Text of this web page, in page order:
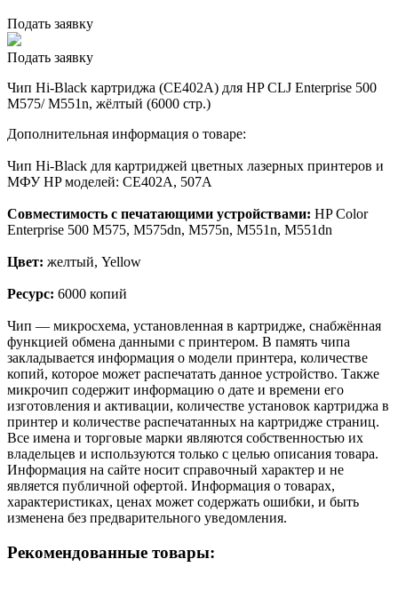
Подать заявку
Подать заявку
Чип Hi-Black картриджа (CE402A) для HP CLJ Enterprise 500
M575/ M551n, жёлтый (6000 стр.)
Дополнительная информация о товаре:
Чип Hi-Black для картриджей цветных лазерных принтеров и
МФУ HP моделей: CE402A, 507A
Совместимость с печатающими устройствами: HP Color
Enterprise 500 M575, M575dn, M575n, M551n, M551dn
Цвет: желтый, Yellow
Ресурс: 6000 копий
Чип — микросхема, установленная в картридже, снабжённая
функцией обмена данными с принтером. В память чипа
закладывается информация о модели принтера, количестве
копий, которое может распечатать данное устройство. Также
микрочип содержит информацию о дате и времени его
изготовления и активации, количестве установок картриджа в
принтер и количестве распечатанных на картридже страниц.
Все имена и торговые марки являются собственностью их
владельцев и используются только с целью описания товара.
Информация на сайте носит справочный характер и не
является публичной офертой. Информация о товарах,
характеристиках, ценах может содержать ошибки, и быть
изменена без предварительного уведомления.
Рекомендованные товары: